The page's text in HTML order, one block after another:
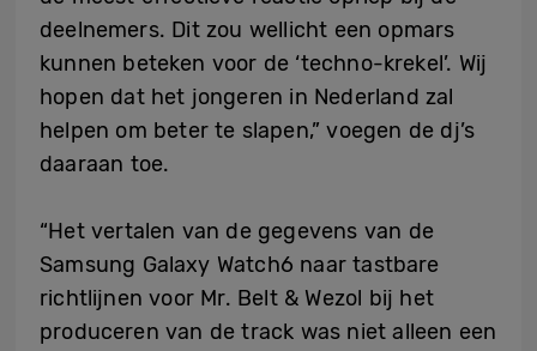
deelnemers. Dit zou wellicht een opmars
kunnen beteken voor de ‘techno-krekel’. Wij
hopen dat het jongeren in Nederland zal
helpen om beter te slapen,” voegen de dj’s
daaraan toe.
“Het vertalen van de gegevens van de
Samsung Galaxy Watch6 naar tastbare
richtlijnen voor Mr. Belt & Wezol bij het
produceren van de track was niet alleen een